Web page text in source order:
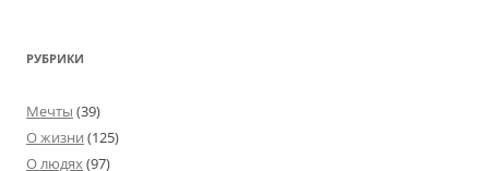
РУБРИКИ
Мечты (39)
О жизни (125)
О людях(97)